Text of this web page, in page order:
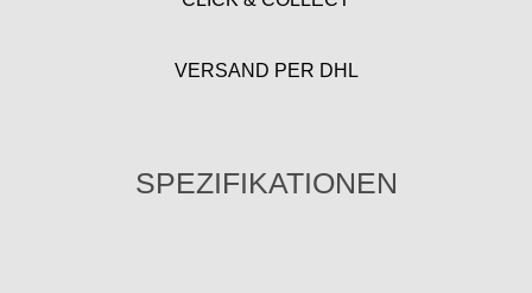
VERSAND PER DHL
SPEZIFIKATIONEN